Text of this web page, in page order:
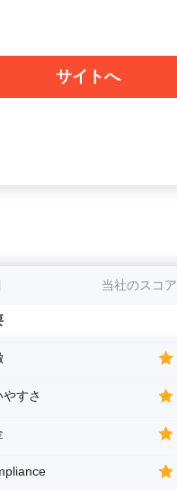
サイトへ
当社のスコア
すさ